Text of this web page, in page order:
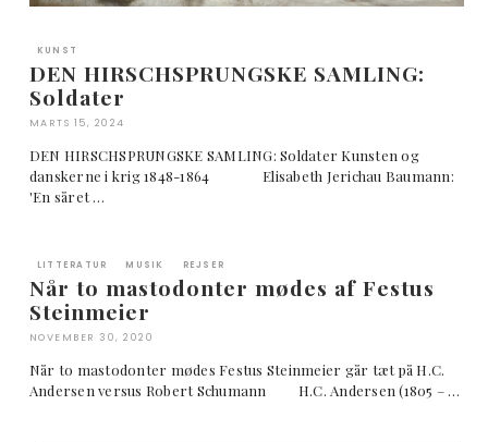
KUNST
DEN HIRSCHSPRUNGSKE SAMLING:
Soldater
MARTS 15, 2024
DEN HIRSCHSPRUNGSKE SAMLING: Soldater Kunsten og
danskerne i krig 1848-1864 Elisabeth Jerichau Baumann:
'En såret …
LITTERATUR MUSIK REJSER
Når to mastodonter mødes af Festus
Steinmeier
NOVEMBER 30, 2020
Når to mastodonter mødes Festus Steinmeier går tæt på H.C.
Andersen versus Robert Schumann H.C. Andersen (1805 – …